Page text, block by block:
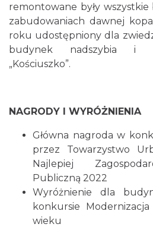
remontowane były
zabudowaniach dawnej
roku udostępniony dla
budynek nadszybia i
„Kościuszko”.
NAGRODY I WYRÓŻNIENIA
Główna nagroda w
przez Towarzystwo
Najlepiej
Publiczną 2022
Wyróżnienie dla
konkursie
wieku